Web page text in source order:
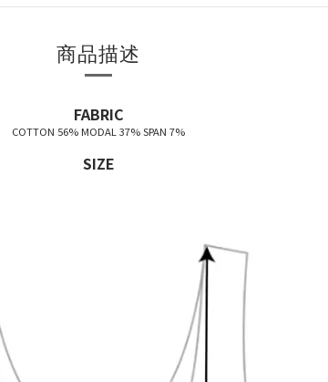
商品描述
FABRIC
COTTON 56% MODAL 37% SPAN 7%
SIZE